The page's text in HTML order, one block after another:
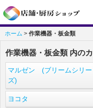
ホーム > 作業機器・板金類
作業機器・板金類 内の
マルゼン (ブリームシリー
ズ)
ヨコタ